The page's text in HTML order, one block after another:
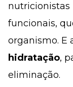
funcionais,
organismo. E
hidratação,
eliminação.